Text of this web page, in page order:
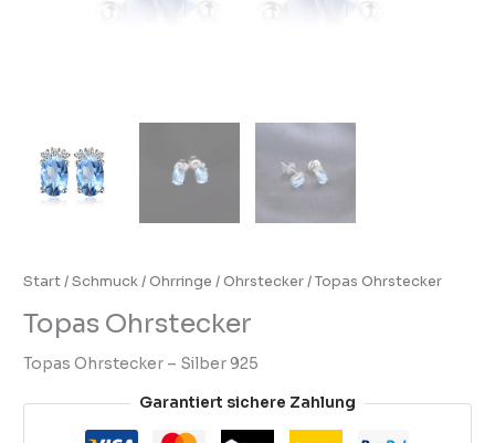
Start/Schmuck/Ohrringe /Ohrstecker/ Topas Ohrstecker
Topas Ohrstecker
Topas Ohrstecker – Silber 925
Garantiert sichere Zahlung